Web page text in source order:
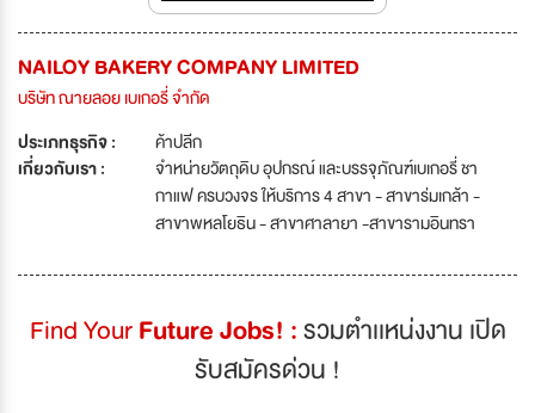
NAILOY BAKERY COMPANY LIMITED
บริษัท ณายลอย เบเกอรี่ จำกัด
ประเภทธุรกิจ :
ค้าปลีก
เกี่ยวกับเรา :
จำหน่ายวัตถุดิบ อุปกรณ์ และบรรจุภัณฑ์เบเกอรี่ ชา
กาแฟ ครบวงจร ให้บริการ 4 สาขา - สาขาร่มเกล้า -
สาขาพหลโยธิน - สาขาศาลายา -สาขารามอินทรา
Find YourFuture Jobs! :รวมตำเเหน่งงาน เปิด
รับสมัครด่วน !